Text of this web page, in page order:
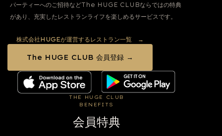
パーティーへのご招待などThe HUGE CLUBならではの特典
株式会社HUGEが運営するレストラン一覧 →
The HUGE CLUB 会員登録 →
THE HUGE CLUB
BENEFITS
会員特典